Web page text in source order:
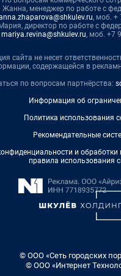
менеджер по работе с
, моб. +
директор по работе с
mariya.revina@shkulev.ru, моб. +7
сайта не несет
содержащейся в
по вопросам партнёрства:
Информация об
Политика использования
Рекомендательные
и
правила использования
© ООО «Сеть городских
© ООО «Интернет